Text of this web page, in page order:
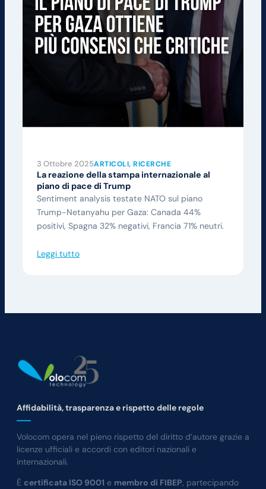
3 Ottobre 2025ARTICOLI, RICERCHE
La reazione della stampa internazionale al
piano di pace di Trump
Sentiment analysis testate NATO sul piano
Trump-Netanyahu per Gaza: Canada 44%
positivi, Spagna 32% negativi, Francia 71% neutri.
Leggi tutto
Affidabilità, trasparenza e rispetto delle regole
Volocom opera nel pieno rispetto del diritto d’autore grazie a
licenze ufficiali e accordi con editori nazionali e
internazionali.
È certificata ISO 9001 e membro di FIBEP, partecipando